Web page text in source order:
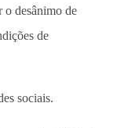
o desânimo de
de
sociais.